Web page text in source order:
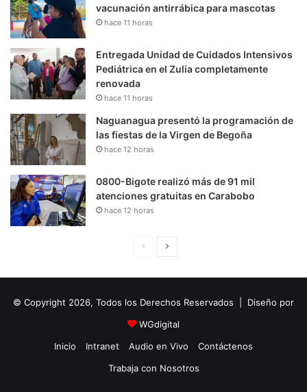
vacunación antirrábica para mascotas
hace 11 horas
Entregada Unidad de Cuidados Intensivos
Pediátrica en el Zulia completamente
renovada
hace 11 horas
Naguanagua presentó la programación de
las fiestas de la Virgen de Begoña
hace 12 horas
0800-Bigote realizó más de 91 mil
atenciones gratuitas en Carabobo
hace 12 horas
i
n
a
u
i
e
© Copyright 2026, Todos los Derechos Reservados | Diseño por
WGdigital
Inicio
Intranet Audio en Vivo
Contáctenos
Trabaja con Nosotros